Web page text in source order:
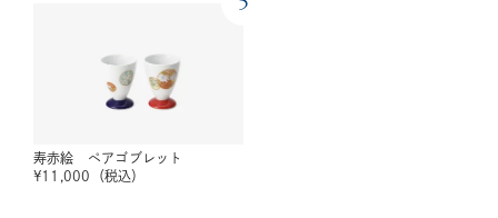
寿赤絵 ペアゴブレット
¥11,000 （税込）